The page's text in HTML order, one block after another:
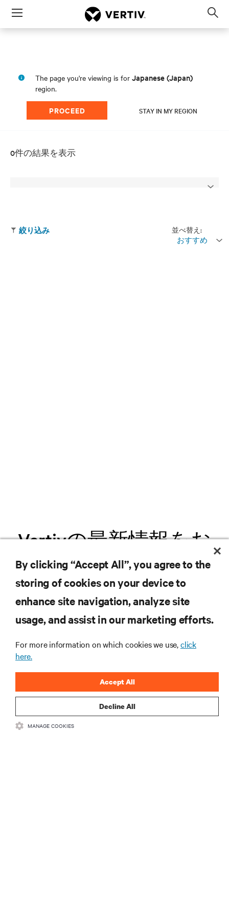
Menu
The page you're viewing is for Japanese (Japan)
region.
PROCEED STAY IN MY REGION
0件の結果を表示
並べ替え:
おすすめ
絞り込み
Vertivの最新情報をお
届けします
.新製品や業界動向に関する最新情
報をメールでお届けします。ぜひ
ご登録ください。
登録する
By clicking “Accept All”, you agree to the
storing of cookies on your device to
enhance site navigation, analyze site
usage, and assist in our marketing efforts.
For more information on which cookies we use,click
here.
Decline All
Accept All
MANAGE COOKIES